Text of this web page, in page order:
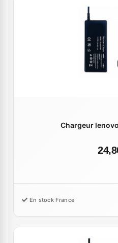
Chargeur
En stock France